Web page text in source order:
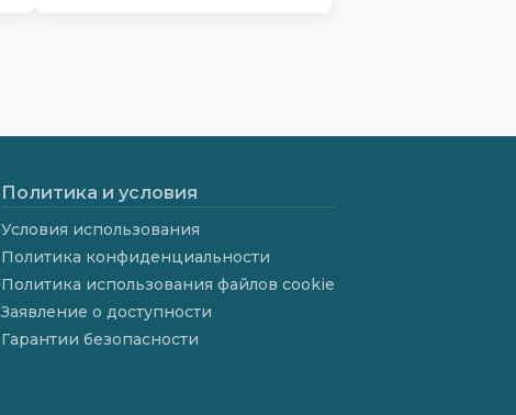
Политика и условия
Условия использования
Политика конфиденциальности
Политика использования файлов cookie
Заявление о доступности
Гарантии безопасности